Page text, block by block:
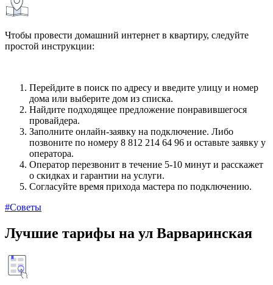
Чтобы провести домашний интернет в квартиру, следуйте
простой инструкции:
Перейдите в поиск по адресу и введите улицу и номер
дома или выберите дом из списка.
Найдите подходящее предложение понравившегося
провайдера.
Заполните онлайн-заявку на подключение. Либо
позвоните по номеру 8 812 214 64 96 и оставьте заявку у
оператора.
Оператор перезвонит в течение 5-10 минут и расскажет
о скидках и гарантии на услуги.
Согласуйте время прихода мастера по подключению.
#Советы
Лучшие тарифы на ул Варваринская